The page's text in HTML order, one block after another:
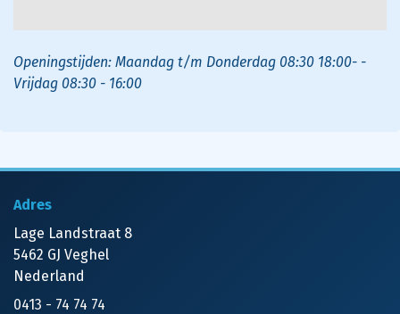
Openingstijden: Maandag t/m Donderdag 08:30 18:00- -
Vrijdag 08:30 - 16:00
Adres
Lage Landstraat 8
5462 GJ Veghel
Nederland
0413 - 74 74 74